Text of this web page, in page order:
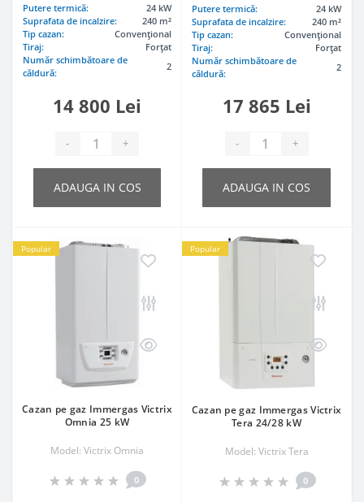
Putere termică:
24 kW
Suprafata de incalzire:
240 m²
Tip cazan:
Convenţional
Tiraj:
Forțat
Număr schimbătoare de
căldură:
2
14 800 Lei
- +
ADAUGA IN COS
Putere termică:
24 kW
Suprafata de incalzire:
240 m²
Tip cazan:
Convenţional
Tiraj:
Forțat
Număr schimbătoare de
căldură:
2
17 865 Lei
- +
ADAUGA IN COS
Popular
Cazan pe gaz Immergas Victrix
Omnia 25 kW
Model: Victrix Omnia
0
Popular
Cazan pe gaz Immergas Victrix
Tera 24/28 kW
Model: Victrix Tera
0